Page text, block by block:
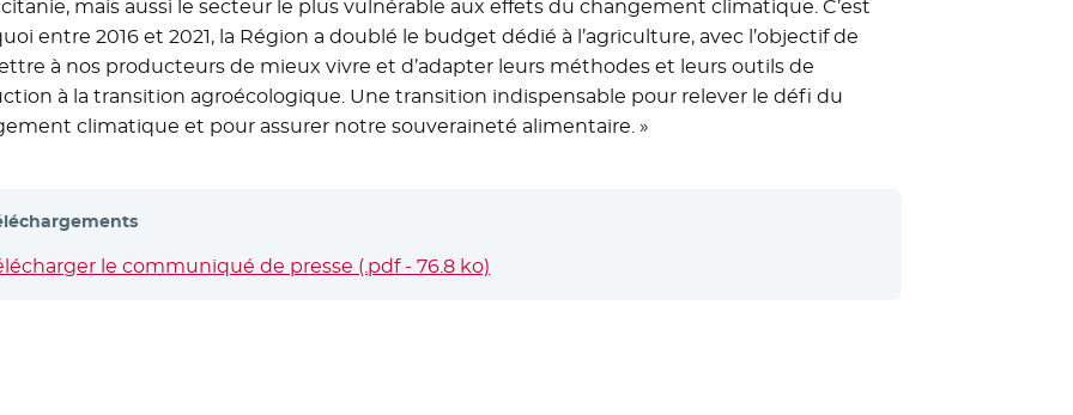
mais aussi le secteur le plus vulnérable aux effets du changement climatique. C’est
entre 2016 et 2021, la Région a doublé le budget dédié à l’agriculture, avec l’objectif de
à nos producteurs de mieux vivre et d’adapter leurs méthodes et leurs outils de
à la transition agroécologique. Une transition indispensable pour relever le défi du
climatique et pour assurer notre souveraineté alimentaire. »
le communiqué de presse (.pdf - 76.8 ko)